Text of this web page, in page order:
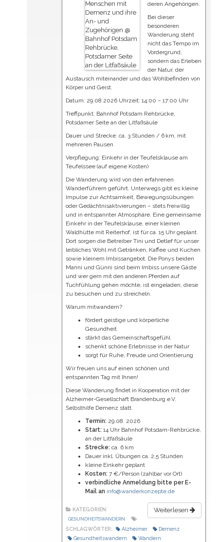
deren Angehörigen.
Bei dieser
besonderen
Wanderung steht
nicht das Tempo im
Vordergrund,
sondern das Erleben
der Natur, der
Austausch miteinander und das Wohlbefinden von
Körper und Geist.
Datum: 29.08.2026 Uhrzeit: 14:00 – 17:00 Uhr
Treffpunkt: Bahnhof Potsdam Rehbrücke,
Potsdamer Seite an der Litfaßsäule
Dauer und Strecke: ca. 3 Stunden / 6 km, mit
mehreren Pausen
Verpflegung: Einkehr in der Teufelsklause am
Teufelssee (auf eigene Kosten)
Die Wanderung wird von den erfahrenen
Wanderführern geführt. Unterwegs gibt es kleine
Impulse zur Achtsamkeit, Bewegungsübungen
oder Gedächtnisaktivierungen – stets freiwillig
und in entspannter Atmosphäre. Eine gemeinsame
Einkehr in der Teufelsklause, einer kleinen
Waldhütte mit Reiterhof, ist für ca. 15 Uhr geplant.
Dort sorgen die Betreiber Tini und Detlef für unser
leibliches Wohl mit Getränken, Kaffee und Kuchen
sowie kleinem Imbissangebot. Die Ponys beiden
Manni und Günni sind beim Imbiss unsere Gäste
und wer gern mit den anderen Pferden auf
Tuchfühlung gehen möchte, ist eingeladen, diese
zu besuchen und zu streicheln.
Warum mitwandern?
fördert geistige und körperliche
Gesundheit
stärkt das Gemeinschaftsgefühl
schenkt schöne Erlebnisse in der Natur
sorgt für Ruhe, Freude und Orientierung
Wir freuen uns auf einen schönen und
entspannten Tag mit Ihnen!
Diese Wanderung findet in Kooperation mit der
Alzheimer-Gesellschaft Brandenburg e.V.
Selbsthilfe Demenz statt.
Termin: 29.08. 2026
Start: 14 Uhr Bahnhof Potsdam-Rehbrücke,
an der Litfaßsäule
Strecke: ca. 6 km
Dauer inkl. Übungen ca. 2,5 Stunden
kleine Einkehr geplant
Kosten: 7 €/Person (zahlbar vor Ort)
verbindliche Anmeldung bitte per E-
Mail an info@wanderkonzepte.de
Weiterlesen
KATEGORIEN:
GESUNDHEITSWANDERN
SCHLAGWÖRTER: Alzheimer
Demenz
Gesundheitswandern
Wandern